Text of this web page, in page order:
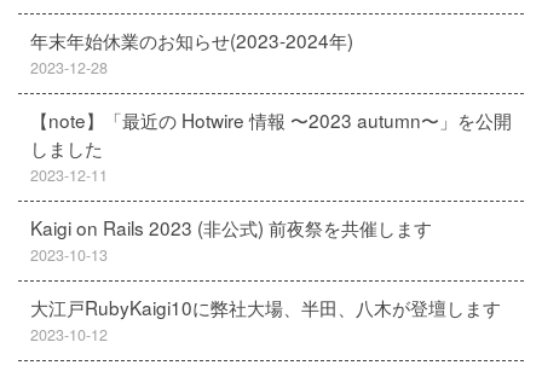
年末年始休業のお知らせ(2023-2024年)
2023-12-28
【note】「最近の Hotwire 情報 〜2023 autumn〜」を公開
しました
2023-12-11
Kaigi on Rails 2023 (非公式) 前夜祭を共催します
2023-10-13
大江戸RubyKaigi10に弊社大場、半田、八木が登壇します
2023-10-12